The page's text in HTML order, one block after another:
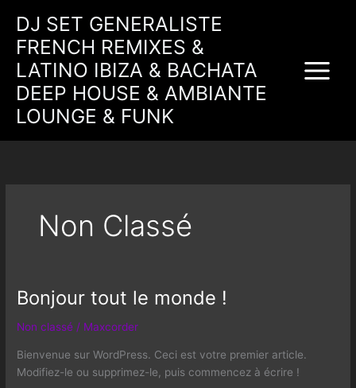
contenu
DJ SET GENERALISTE
FRENCH REMIXES &
LATINO IBIZA & BACHATA
DEEP HOUSE & AMBIANTE
LOUNGE & FUNK
Non Classé
Bonjour tout le monde !
Non classé / Maxcorder
Bienvenue sur WordPress. Ceci est votre premier article.
Modifiez-le ou supprimez-le, puis commencez à écrire !
Bonjour
le